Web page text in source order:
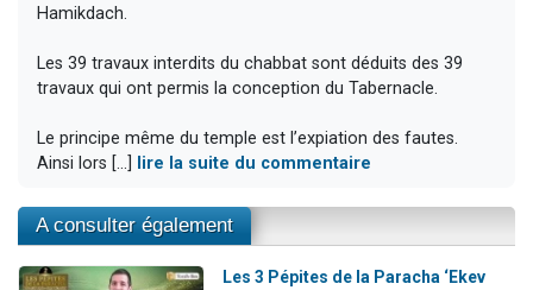
Hamikdach.
Les 39 travaux interdits du chabbat sont déduits des 39
travaux qui ont permis la conception du Tabernacle.
Le principe même du temple est l’expiation des fautes.
Ainsi lors [...]
lire la suite du commentaire
A consulter également
Les 3 Pépites de la Paracha ‘Ekev